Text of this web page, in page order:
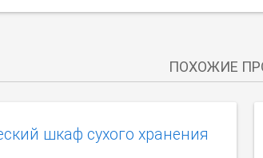
ПОХОЖИЕ
шкаф сухого хранения